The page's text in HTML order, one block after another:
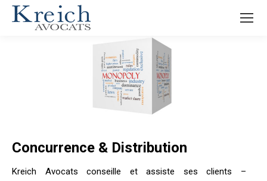
Concurrence & Distribution
Kreich Avocats conseille et assiste ses clients –